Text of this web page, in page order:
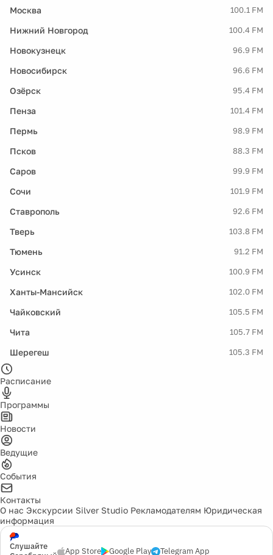
Москва 100.1 FM
Нижний Новгород 100.4 FM
Новокузнецк 96.9 FM
Новосибирск 96.6 FM
Озёрск 95.4 FM
Пенза 101.4 FM
Пермь 98.9 FM
Псков 88.3 FM
Саров 99.9 FM
Сочи 101.9 FM
Ставрополь 92.6 FM
Тверь 103.8 FM
Тюмень 91.2 FM
Усинск 100.9 FM
Ханты-Мансийск 102.0 FM
Чайковский 105.5 FM
Чита 105.7 FM
Шерегеш 105.3 FM
Расписание
Программы
Новости
Ведущие
События
Контакты
О нас Экскурсии Silver Studio Рекламодателям Юридическая
информация
Слушайте
App Store Google Play Telegram App